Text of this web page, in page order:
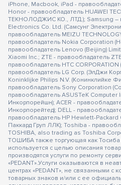
iPhone, Macbook, iPad -
Honor - правообладатель HUAWEI
ТЕКНОЛОДЖИС КО., ЛТД.); Samsung –
Electronics Co. Ltd. (Самсунг
правообладатель MEIZU
правообладатель Nokia Corporation
правообладатель Lenovo (Beijing)
Xiaomi Inc.; ZTE - правообладатель
правообладатель HTC
правообладатель LG Corp. (ЭлДжи
Koninklijke Philips N.V. (Конинклийке
правообладатель Sony Corporation
правообладатель ASUSTeK Computer
Инкорпорейшн); ACER -
Инкорпорейтед); DELL -
правообладатель HP Hewlett-Packard
Паккард Груп ЛЛК); Toshiba -
TOSHIBA, also trading as Toshiba
ТОШИБА также торгующая как
используется с целью описания
производятся услуги по ремонту
«PEDANT».Услуги оказываются в
центрах «PEDANT», не связанными
товарных знаков и/или с ее